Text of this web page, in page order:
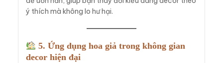
ý thích mà không lo hư hại.
5. Ứng dụng hoa giả trong không gian
decor hiện đại